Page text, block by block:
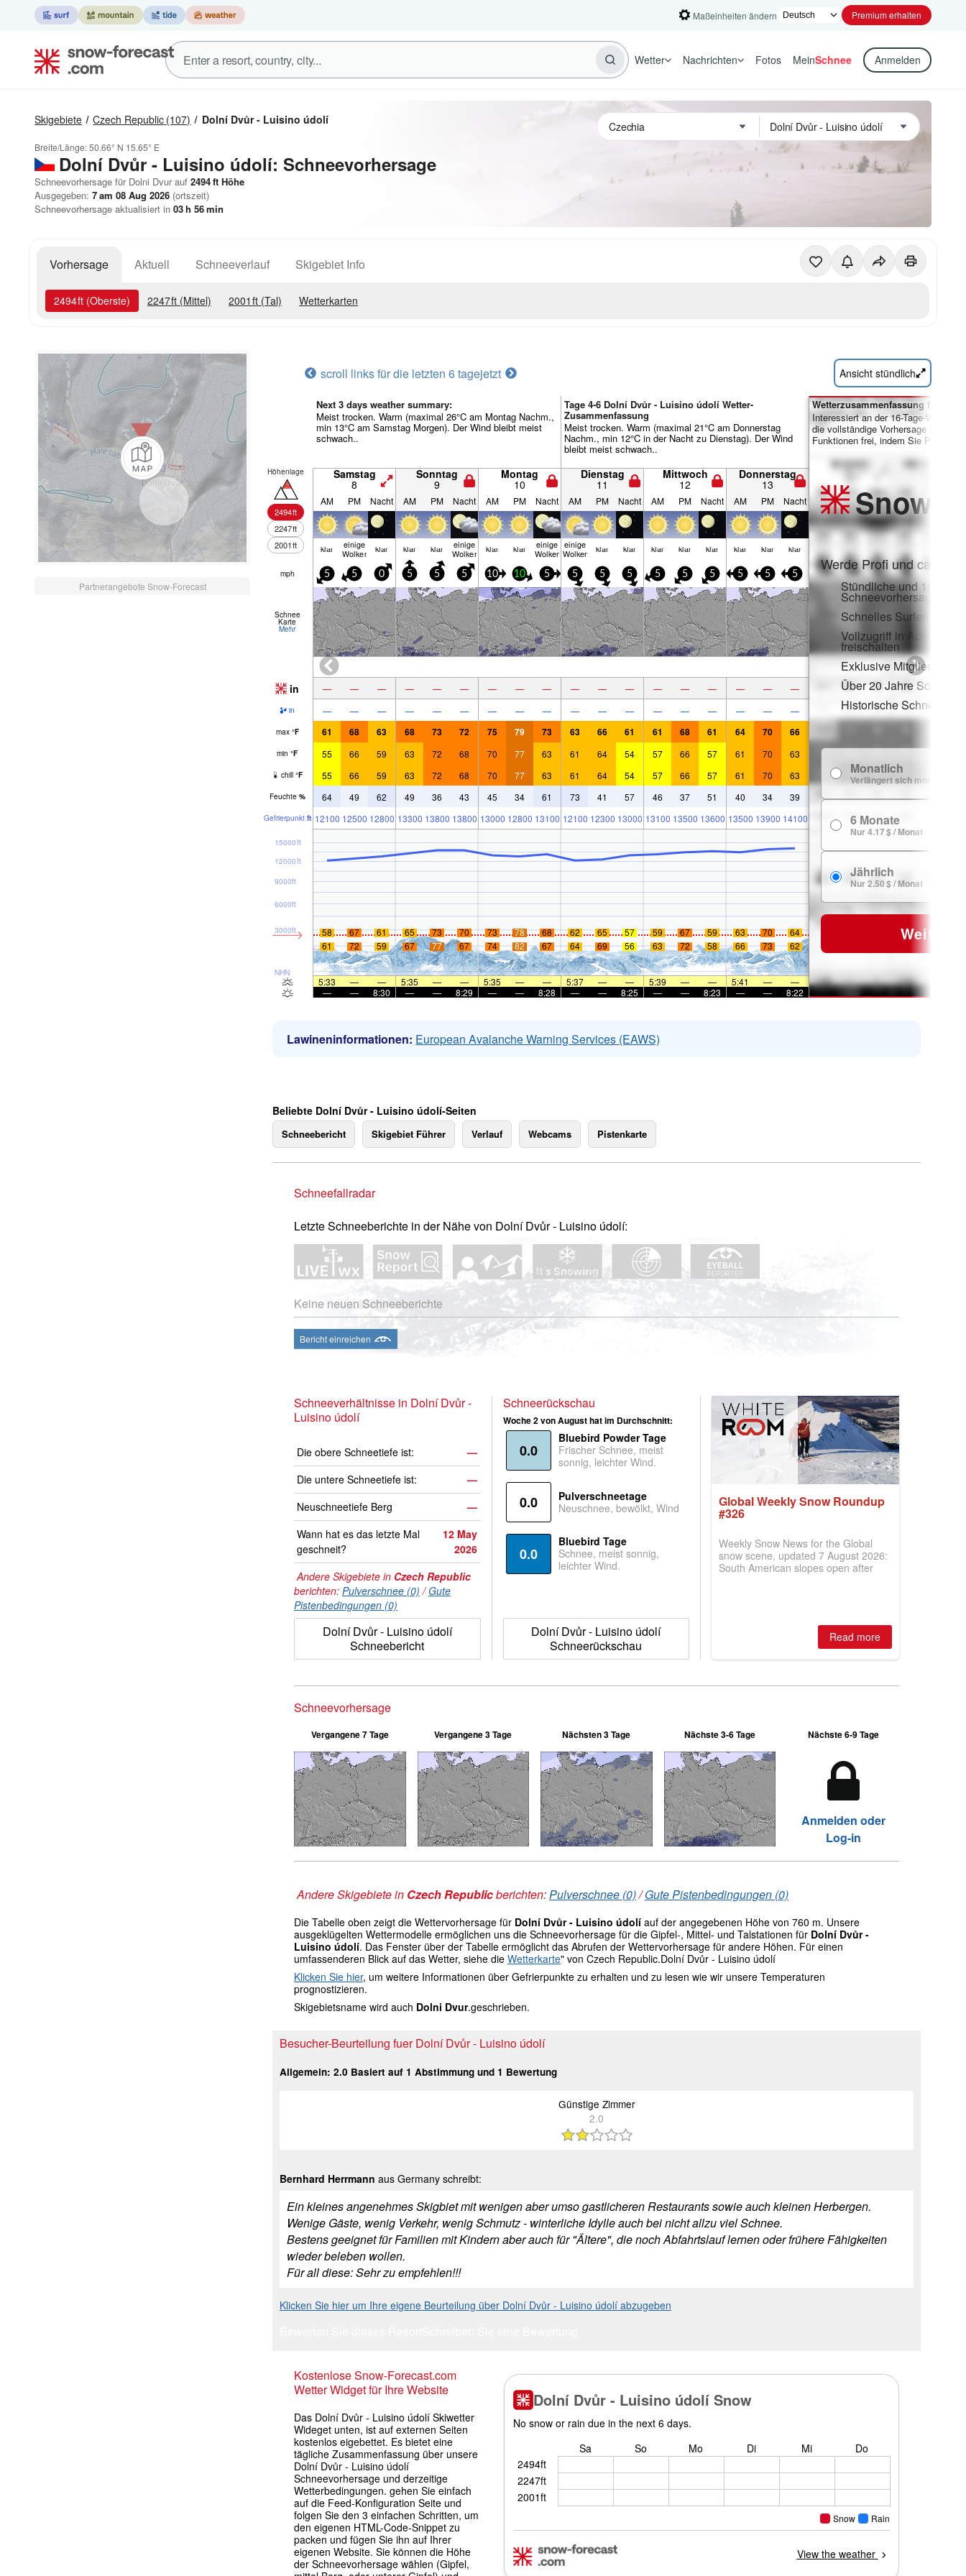
Maßeinheiten ändern Premium erhalten
Wetter Nachrichten Fotos MeinSchnee Anmelden
Skigebiete Czech Republic (107) Dolní Dvůr - Luisino údolí
Breite/Länge:50.66° N 15.65° E
Dolní Dvůr - Luisino údolí: Schneevorhersage
Schneevorhersage für Dolni Dvur auf 2494ft Höhe
Ausgegeben: 7 am 08 Aug 2026 (ortszeit)
Schneevorhersage aktualisiert in 03h 56min
Vorhersage Aktuell Schneeverlauf Skigebiet Info
2494ft (Oberste) 2247ft (Mittel) 2001 ft (Tal) Wetterkarten
Partnerangebote Snow-Forecast
scroll links für die letzten 6 tagejetzt Ansicht stündlich
Next 3 days weather summary:
Meist trocken. Warm (maximal 26°C am Montag Nachm.,
min 13°C am Samstag Morgen). Der Wind bleibt meist
schwach..
Tage 4-6 Dolní Dvůr - Luisino údolí Wetter-
Zusammenfassung
Meist trocken. Warm (maximal 21°C am Donnerstag
Nachm., min 12°C in der Nacht zu Dienstag). Der Wind
bleibt meist schwach..
Höhenlage
2494ft
2247ft
2001ft
Samstag
8
Sonntag
9
Montag
10
Dienstag
11
Mittwoch
12
Donnerstag
13
AM PM Nacht AM PM Nacht AM PM Nacht AM PM Nacht AM PM Nacht AM PM Nacht
klar einige
Wolken klar klar klar einige
Wolken klar klar einige
Wolken
einige
Wolken klar klar klar klar klar klar klar klar
mph 5 5 0 5 5 5 10 10 5 5 5 5 5 5 5 5 5 5
Schnee
Karte
Mehr
in — — — — — — — — — — — — — — — — — —
in — — — — — — — — — — — — — — — — — —
max °F 61 68 63 68 73 72 75 79 73 63 66 61 61 68 61 64 70 66
min °F 55 66 59 63 72 68 70 77 63 61 64 54 57 66 57 61 70 63
chill °F 55 66 59 63 72 68 70 77 63 61 64 54 57 66 57 61 70 63
Feuchte % 64 49 62 49 36 43 45 34 61 73 41 57 46 37 51 40 34 39
Gefrier­punkt ft 12100 12500 12800 13300 13800 13800 13000 12800 13100 12100 12300 13000 13100 13500 13600 13500 13900 14100
NHN
3000ft
6000ft
9000ft
12000ft
15000ft
58 67 61 65 73 70 73 78 68 62 65 57 59 67 59 63 70
64
61
72 59 67 77 67 74 82 67 64 69 56 63 72 58 66 73 62
5:33 — — 5:35 — — 5:35 — — 5:37 — — 5:39 — — 5:41 —
—
—
— 8:30 — — 8:29 — — 8:28 — — 8:25 — — 8:23 — — 8:22
Wetterzusammenfassung für Tage
Interessiert an der 16-Tage-
die vollständige Vorhersage und
Funktionen frei, indem Sie Pro-
Snow
Werde Profi und carve
Stündliche und 16-Tage-
Schneevorhersagen
Schnelles Surfen ohne
Vollzugriff in App und
freischalten
Exklusive
Über 20 Jahre
Historische
Monatlich
Verlängert sich monatlich
6 Monate
Nur 4.17 $ / Monat
Jährlich
Nur 2.50 $ / Monat
Weiter
Lawineninformationen: European Avalanche Warning Services (EAWS)
Beliebte Dolní Dvůr - Luisino údolí-Seiten
Schneebericht Skigebiet Führer Verlauf Webcams Pistenkarte
Schneefallradar
Letzte Schneeberichte in der Nähe von Dolní Dvůr - Luisino údolí:
Keine neuen Schneeberichte
Bericht einreichen
Schneeverhältnisse in Dolní Dvůr -
Luisino údolí
Die obere Schneetiefe ist:
—
Die untere Schneetiefe ist:
—
Neuschneetiefe Berg
—
Wann hat es das letzte Mal
geschneit?
12 May
2026
Andere Skigebiete in Czech Republic
berichten: Pulverschnee (0) /Gute
Pistenbedingungen (0)
Dolní Dvůr - Luisino údolí
Schneebericht
Schneerückschau
Woche 2 von August hat im Durchschnitt:
0.0
Bluebird Powder Tage
Frischer Schnee, meist
sonnig, leichter Wind.
0.0
Pulverschneetage
Neuschnee, bewölkt, Wind
0.0
Bluebird Tage
Schnee, meist sonnig,
leichter Wind.
Dolní Dvůr - Luisino údolí
Schneerückschau
Global Weekly Snow Roundup
#326
Weekly Snow News for the Global
snow scene, updated 7 August 2026:
South American slopes open after
two outdoor areas still open.
Read more
Schneevorhersage
Vergangene 7 Tage Vergangene 3 Tage Nächsten 3 Tage Nächste 3-6 Tage Nächste 6-9 Tage
Anmelden oder
Log-in
Andere Skigebiete in Czech Republicberichten:Pulverschnee (0)/Gute Pistenbedingungen (0)
Die Tabelle oben zeigt die Wettervorhersage für Dolní Dvůr - Luisino údolí auf der angegebenen Höhe von 760 m. Unsere
ausgeklügelten Wettermodelle ermöglichen uns die Schneevorhersage für die Gipfel-, Mittel- und Talstationen für Dolní Dvůr -
Luisino údolí. Das Fenster über der Tabelle ermöglicht das Abrufen der Wettervorhersage für andere Höhen. Für einen
umfassenderen Blick auf das Wetter, siehe die Wetterkarte" von Czech Republic.Dolní Dvůr - Luisino údolí
Klicken Sie hier, um weitere Informationen über Gefrierpunkte zu erhalten und zu lesen wie wir unsere Temperaturen
prognostizieren.
Skigebietsname wird auch Dolni Dvur.geschrieben.
Besucher-Beurteilung fuer Dolní Dvůr - Luisino údolí
Allgemein: 2.0 Basiert auf 1 Abstimmung und 1 Bewertung
Günstige Zimmer
2.0
Bernhard Herrmann aus Germany schreibt:
Ein kleines angenehmes Skigbiet mit wenigen aber umso gastlicheren Restaurants sowie auch kleinen Herbergen.
Wenige Gäste, wenig Verkehr, wenig Schmutz - winterliche Idylle auch bei nicht allzu viel Schnee.
Bestens geeignet für Familien mit Kindern aber auch für "Ältere", die noch Abfahrtslauf lernen oder frühere Fähigkeiten
wieder beleben wollen.
Für all diese: Sehr zu empfehlen!!!
Klicken Sie hier um Ihre eigene Beurteilung über Dolní Dvůr - Luisino údolí abzugeben
Kostenlose Snow-Forecast.com
Wetter Widget für Ihre Website
Das Dolní Dvůr - Luisino údolí Skiwetter
Wideget unten, ist auf externen Seiten
kostenlos eigebettet. Es bietet eine
tägliche Zusammenfassung über unsere
Dolní Dvůr - Luisino údolí
Schneevorhersage und derzeitige
Wetterbedingungen. gehen Sie einfach
auf die Feed-Konfiguration Seite und
folgen Sie den 3 einfachen Schritten, um
den eigenen HTML-Code-Snippet zu
packen und fügen Sie ihn auf Ihrer
eigenen Website. Sie können die Höhe
der Schneevorhersage wählen (Gipfel,